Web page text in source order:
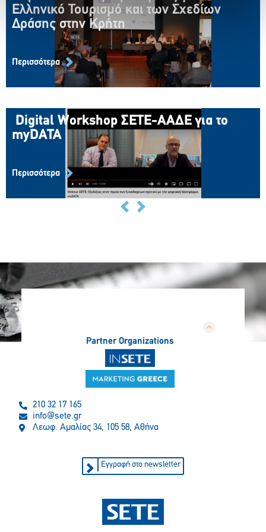
Ελληνικό Τουρισμό και των Σχεδίων
Δράσης στην Κρήτη
Περισσότερα
Παρουσίαση της στρατηγικής για τον
Ελληνικό Τουρισμό και των Σχεδίων
Δράσης στην Κρήτη
4 Μαΐου 2022
Περισσότερα
Digital Workshop ΣΕΤΕ-ΑΑΔΕ για το
myDATA
Περισσότερα
Digital WorkshopΣΕΤΕ-ΑΑΔΕ για το
myDATA
15 Νοεμβρίου 2022
Περισσότερα
Partner Organizations
210 32 17 165
info@sete.gr
Λεωφ. Αμαλίας 34, 105 58, Αθήνα
Εγγραφή στο newsletter